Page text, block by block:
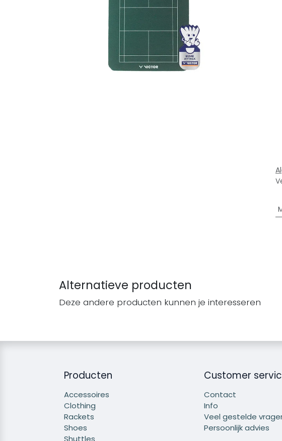
Alternatieve producten
Deze andere producten kunnen je interesseren
Producten
Accessoires
Clothing
Rackets
Shoes
Shuttles
Customer
Contact
Info
Veel gestelde
Persoonlijk advies